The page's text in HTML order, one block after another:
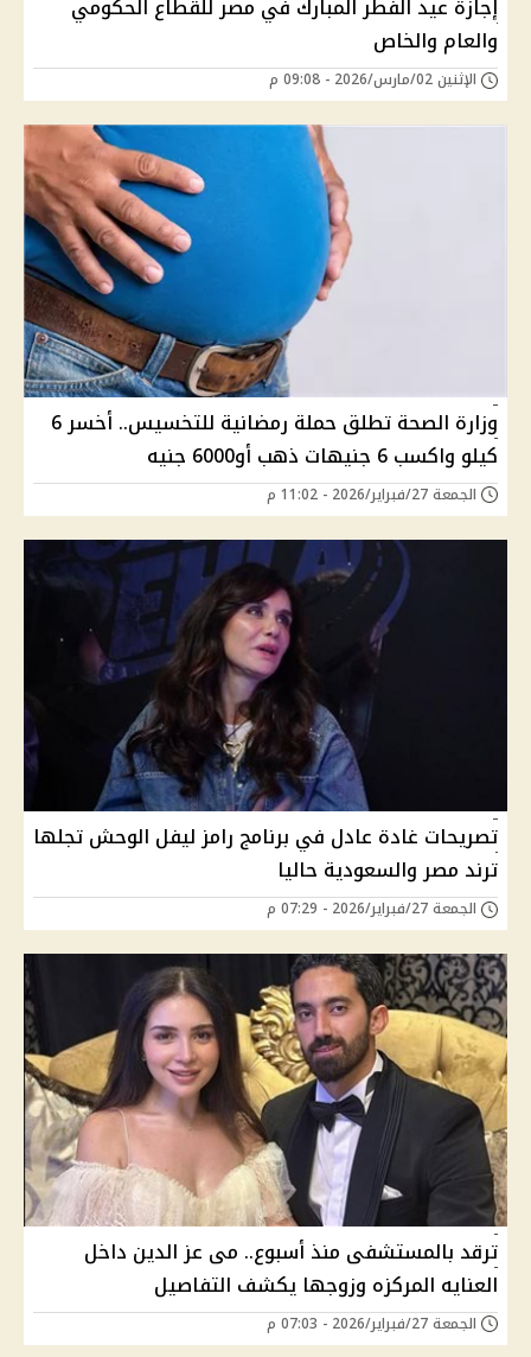
إجازة عيد الفطر المبارك في مصر للقطاع الحكومي
والعام والخاص
الإثنين 02/مارس/2026 - 09:08 م
وزارة الصحة تطلق حملة رمضانية للتخسيس.. أخسر 6
كيلو واكسب 6 جنيهات ذهب أو6000 جنيه
الجمعة 27/فبراير/2026 - 11:02 م
تصريحات غادة عادل في برنامج رامز ليفل الوحش تجلها
ترند مصر والسعودية حاليا
الجمعة 27/فبراير/2026 - 07:29 م
ترقد بالمستشفى منذ أسبوع.. مى عز الدين داخل
العنايه المركزه وزوجها يكشف التفاصيل
الجمعة 27/فبراير/2026 - 07:03 م